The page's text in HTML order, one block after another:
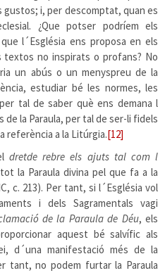
gustos; i, per descomptat, quan es
¿Que potser podríem els
l´Església ens proposa en els
no inspirats o profans? No
un abús o un menyspreu de la
estudiar bé les normes, les
tal de saber què ens demana l
de la Paraula, per tal de ser-li fidels
referència a la Litúrgia.[12]
dretde rebre els ajuts tal com l
la Paraula divina pel que fa a la
c. 213). Per tant, si l´Església vol
i dels Sagramentals vagi
de la Paraula de Déu, els
aquest bé salvífic als
d´una manifestació més de la
tant, no podem furtar la Paraula